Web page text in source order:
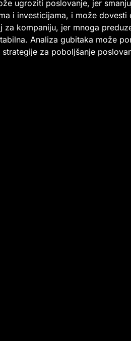
ugroziti poslovanje, jer
i investicijama, i može
za kompaniju, jer mnoga
Analiza gubitaka može
za poboljšanje